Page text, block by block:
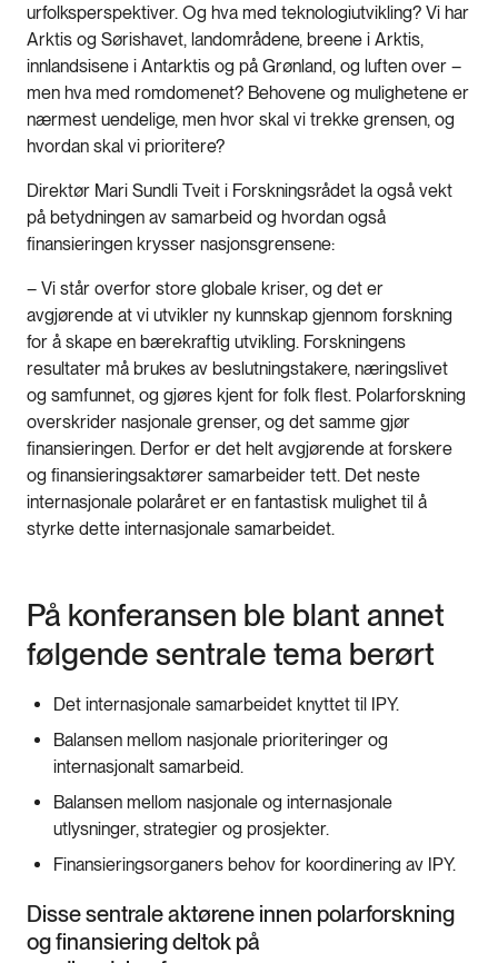
urfolksperspektiver. Og hva med teknologiutvikling? Vi har
Arktis og Sørishavet, landområdene, breene i Arktis,
innlandsisene i Antarktis og på Grønland, og luften over –
men hva med romdomenet? Behovene og mulighetene er
nærmest uendelige, men hvor skal vi trekke grensen, og
hvordan skal vi prioritere?
Direktør Mari Sundli Tveit i Forskningsrådet la også vekt
på betydningen av samarbeid og hvordan også
finansieringen krysser nasjonsgrensene:
– Vi står overfor store globale kriser, og det er
avgjørende at vi utvikler ny kunnskap gjennom forskning
for å skape en bærekraftig utvikling. Forskningens
resultater må brukes av beslutningstakere, næringslivet
og samfunnet, og gjøres kjent for folk flest. Polarforskning
overskrider nasjonale grenser, og det samme gjør
finansieringen. Derfor er det helt avgjørende at forskere
og finansieringsaktører samarbeider tett. Det neste
internasjonale polaråret er en fantastisk mulighet til å
styrke dette internasjonale samarbeidet.
På konferansen ble blant annet
følgende sentrale tema berørt
Det internasjonale samarbeidet knyttet til IPY.
Balansen mellom nasjonale prioriteringer og
internasjonalt samarbeid.
Balansen mellom nasjonale og internasjonale
utlysninger, strategier og prosjekter.
Finansieringsorganers behov for koordinering av IPY.
Disse sentrale aktørene innen polarforskning
og finansiering deltok på